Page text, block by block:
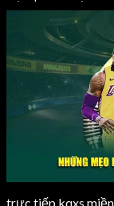
trực tiếp kqxs